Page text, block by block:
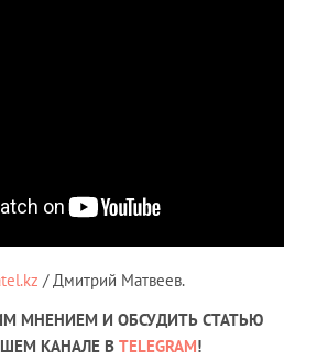
/ Дмитрий Матвеев.
МНЕНИЕМ И ОБСУДИТЬ СТАТЬЮ
КАНАЛЕ В TELEGRAM!